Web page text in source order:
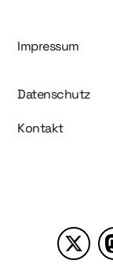
Impressum
Datenschutz
Kontakt